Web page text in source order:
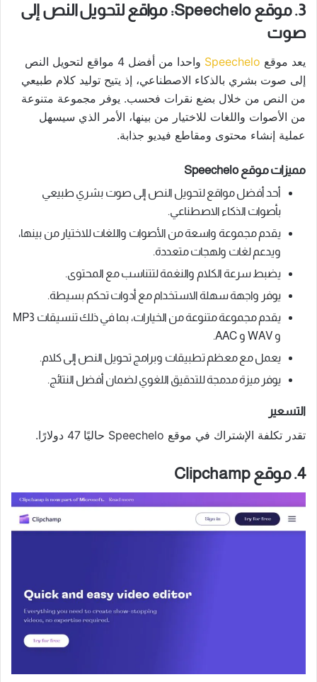
3. موقع Speechelo: مواقع لتحويل النص إلى
صوت
يعد موقع Speechelo
واحدا من أفضل 4 مواقع لتحويل النص
إلى صوت بشري بالذكاء الاصطناعي، إذ يتيح توليد كلام طبيعي
من النص من خلال بضع نقرات فحسب. يوفر مجموعة متنوعة
من الأصوات واللغات للاختيار من بينها، الأمر الذي سيسهل
عملية إنشاء محتوى ومقاطع فيديو جذابة.
مميزات موقع Speechelo
أحد أفضل مواقع لتحويل النص إلى صوت بشري طبيعي
بأصوات الذكاء الاصطناعي.
يقدم مجموعة واسعة من الأصوات واللغات للاختيار من بينها،
ويدعم لغات ولهجات متعددة.
يضبط سرعة الكلام والنغمة لتتناسب مع المحتوى.
يوفر واجهة سهلة الاستخدام مع أدوات تحكم بسيطة.
يقدم مجموعة متنوعة من الخيارات، بما في ذلك تنسيقات MP3
و WAV و AAC.
يعمل مع معظم تطبيقات وبرامج تحويل النص إلى كلام.
يوفر ميزة مدمجة للتدقيق اللغوي لضمان أفضل النتائج.
التسعير
تقدر تكلفة الإشتراك في موقع Speechelo حاليًا 47 دولارًا.
4. موقع Clipchamp